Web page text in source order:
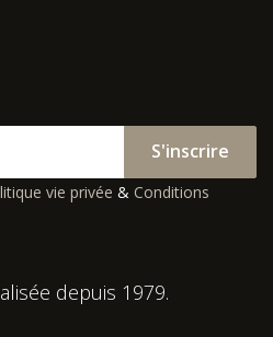
S'inscrire
vie privée & Conditions
depuis 1979.